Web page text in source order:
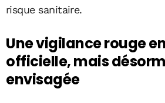
risque sanitaire.
Une vigilance rouge
officielle, mais
envisagée